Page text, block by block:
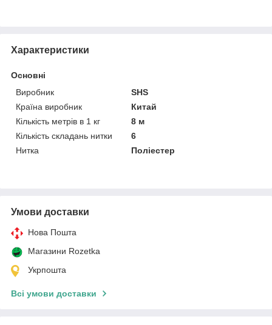
Характеристики
Основні
Виробник
SHS
Країна виробник
Китай
Кількість метрів в 1 кг
8 м
Кількість складань нитки
6
Нитка
Поліестер
Умови доставки
Нова Пошта
Магазини Rozetka
Укрпошта
Всі умови доставки